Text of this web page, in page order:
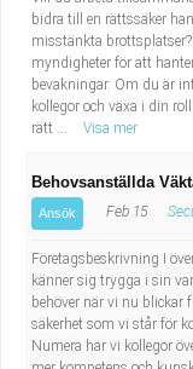
bidra till en rättssäker
misstänkta
myndigheter för att
bevakningar. Om du är
kollegor och växa i din
rätt ...
Visa mer
Behovsanställda
Ansök Feb 15
Företagsbeskrivning I
känner sig trygga i sin
behöver när vi nu blickar
säkerhet som vi står för
Numera har vi kollegor